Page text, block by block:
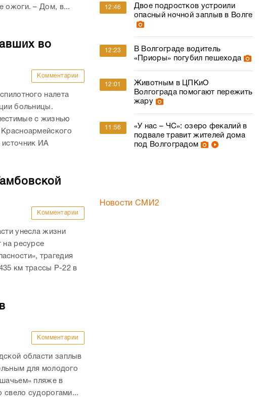
ожоги. – Дом, в...
во
Комментарии
налета
больницы.
с жизнью
ИА
Комментарии
унесла жизни
на ресурсе
трагедия
км трассы Р-22 в
Комментарии
области заплыв
для молодого
пляже в
свело судорогами...
12:46
Двое подростков устроили
опасный ночной заплыв в Волге
12:23
В Волгограде водитель
«Приоры» погубил пешехода
12:01
Животным в ЦПКиО
Волгограда помогают пережить
жару
11:56
«У нас – ЧС»: озеро фекалий в
подвале травит жителей дома
под Волгоградом
Новости СМИ2